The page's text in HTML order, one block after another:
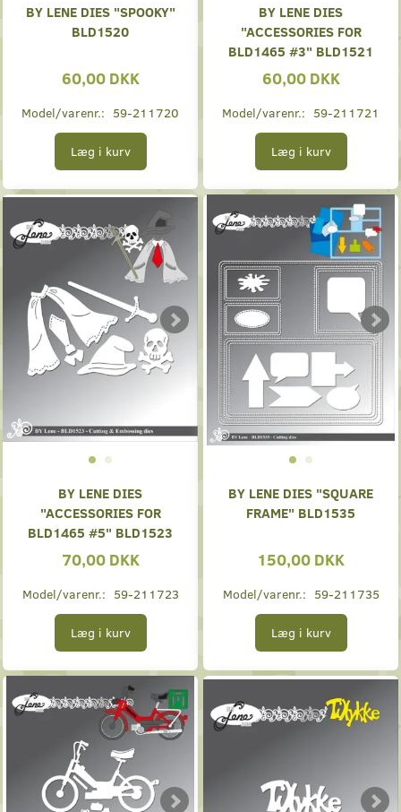
BY LENE DIES "SPOOKY"
BLD1520
60,00 DKK
Model/varenr.: 59-211720
Læg i kurv
BY LENE DIES
"ACCESSORIES FOR
BLD1465 #3" BLD1521
60,00 DKK
Model/varenr.: 59-211721
Læg i kurv
BY LENE DIES
"ACCESSORIES FOR
BLD1465 #5" BLD1523
70,00 DKK
Model/varenr.: 59-211723
Læg i kurv
BY LENE DIES "SQUARE
FRAME" BLD1535
150,00 DKK
Model/varenr.: 59-211735
Læg i kurv